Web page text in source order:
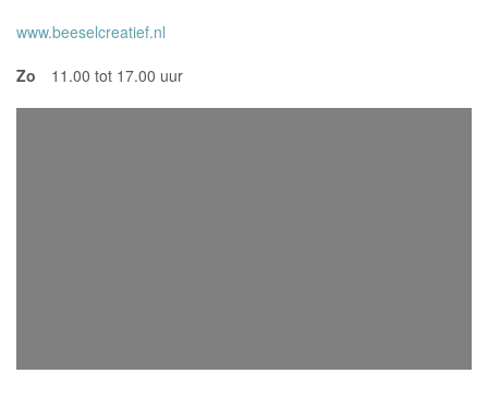
www.beeselcreatief.nl
Zo
11.00 tot 17.00 uur